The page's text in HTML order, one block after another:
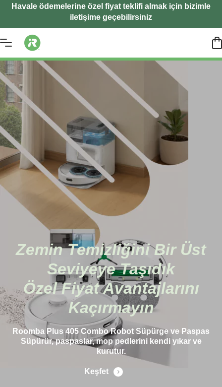
Havale ödemelerine özel fiyat teklifi almak için bizimle
iletişime geçebilirsiniz
Zemin Temizliğini Bir Üst
Seviyeye Taşıdık
Özel Fiyat Avantajlarını
Kaçırmayın
Roomba Plus 405 Combo Robot Süpürge ve Paspas
Süpürür, paspaslar, mop pedlerini kendi yıkar ve
kurutur.
Keşfet